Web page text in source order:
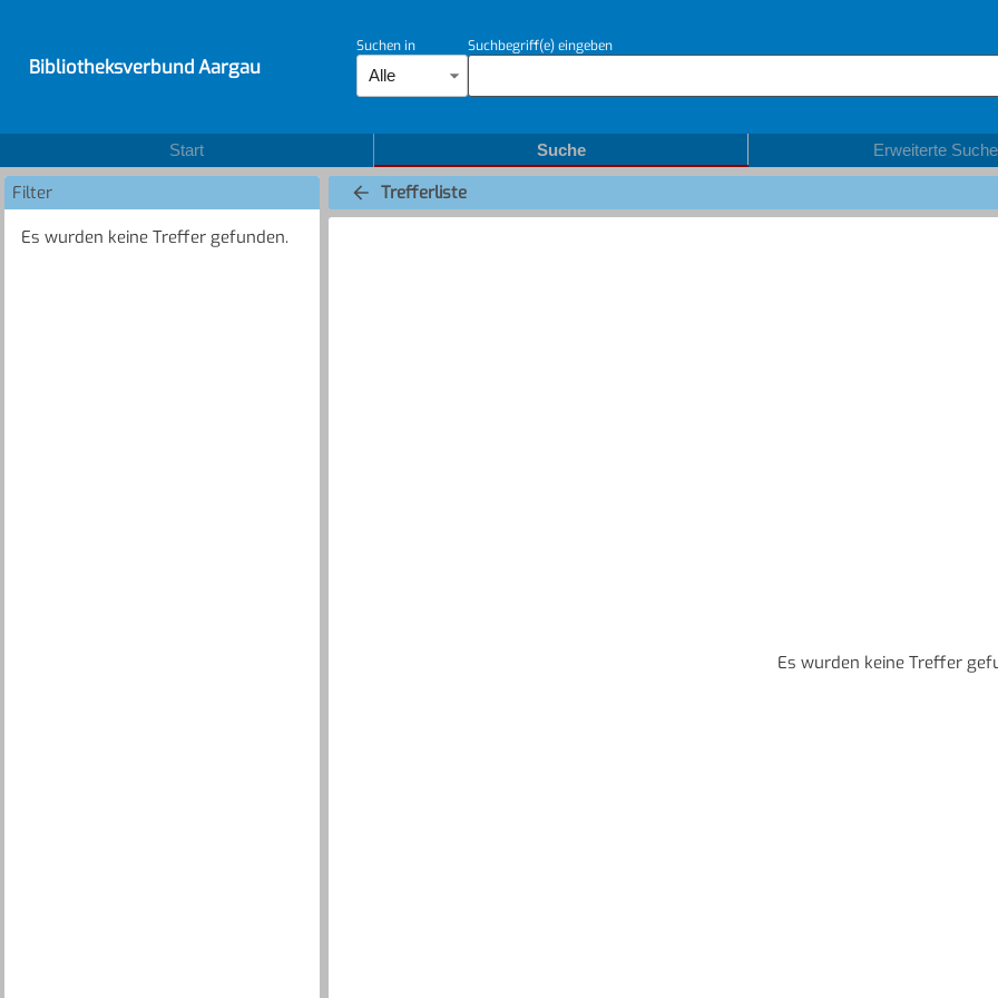
Bibliotheksverbund Aargau
Suchen in
Alle
Suchbegriff(e) eingeben
Start Suche Erweiterte Suche
Filter
Es wurden keine Treffer gefunden.
Trefferliste
Es wurden keine Treffer